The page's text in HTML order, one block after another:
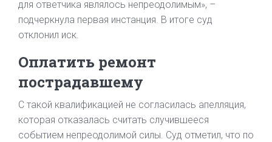
для ответчика являлось непреодолимым», –
подчеркнула первая инстанция. В итоге суд
отклонил иск.
Оплатить ремонт
пострадавшему
С такой квалификацией не согласилась апелляция,
которая отказалась считать случившееся
событием непреодолимой силы. Суд отметил, что по